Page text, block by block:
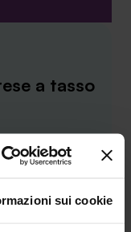
sui cookie
a tasso